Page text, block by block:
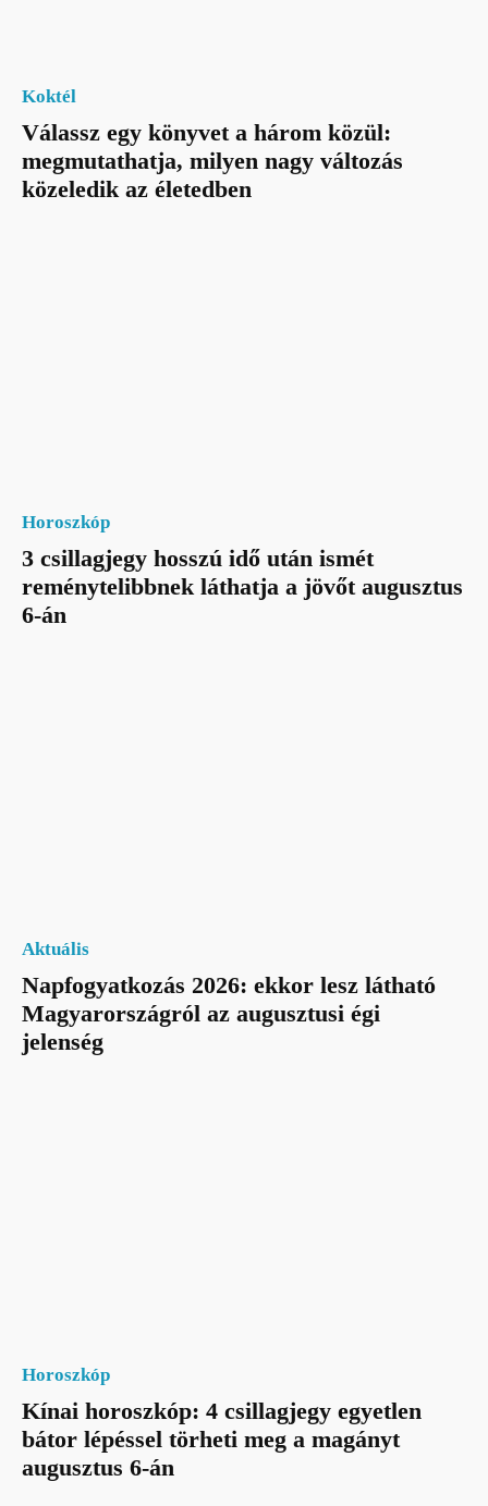
Koktél
Válassz egy könyvet a három közül:
megmutathatja, milyen nagy változás
közeledik az életedben
Horoszkóp
3 csillagjegy hosszú idő után ismét
reménytelibbnek láthatja a jövőt augusztus
6-án
Aktuális
Napfogyatkozás 2026: ekkor lesz látható
Magyarországról az augusztusi égi
jelenség
Horoszkóp
Kínai horoszkóp: 4 csillagjegy egyetlen
bátor lépéssel törheti meg a magányt
augusztus 6-án